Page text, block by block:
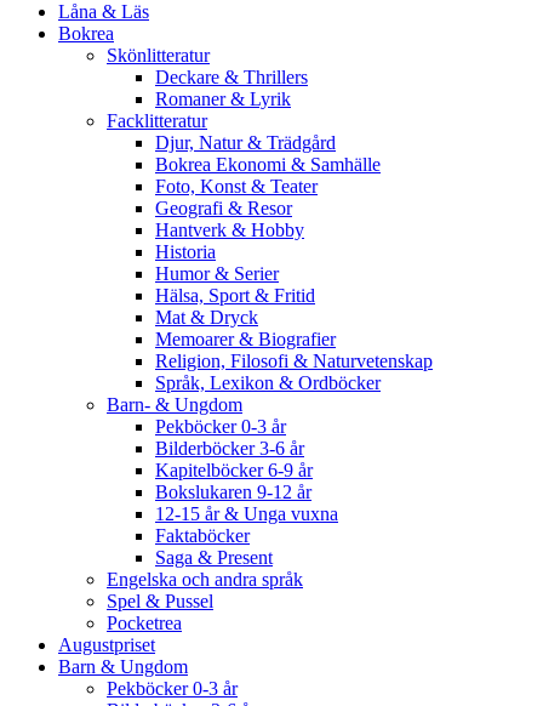
Låna & Läs
Bokrea
Skönlitteratur
Deckare & Thrillers
Romaner & Lyrik
Facklitteratur
Djur, Natur & Trädgård
Bokrea Ekonomi & Samhälle
Foto, Konst & Teater
Geografi & Resor
Hantverk & Hobby
Historia
Humor & Serier
Hälsa, Sport & Fritid
Mat & Dryck
Memoarer & Biografier
Religion, Filosofi & Naturvetenskap
Språk, Lexikon & Ordböcker
Barn- & Ungdom
Pekböcker 0-3 år
Bilderböcker 3-6 år
Kapitelböcker 6-9 år
Bokslukaren 9-12 år
12-15 år & Unga vuxna
Faktaböcker
Saga & Present
Engelska och andra språk
Spel & Pussel
Pocketrea
Augustpriset
Barn & Ungdom
Pekböcker 0-3 år